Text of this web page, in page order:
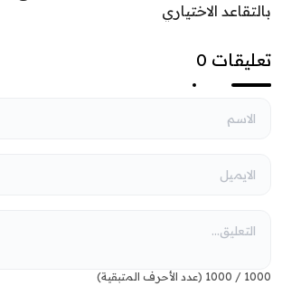
بالتقاعد الاختياري
تعليقات 0
1000
/
1000 (عدد الأحرف المتبقية)